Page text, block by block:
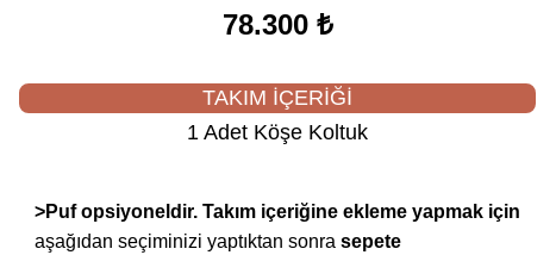
78.300 ₺
TAKIM İÇERİĞİ
1 Adet Köşe Koltuk
>Puf opsiyoneldir. Takım içeriğine ekleme yapmak için
aşağıdan seçiminizi yaptıktan sonra sepete